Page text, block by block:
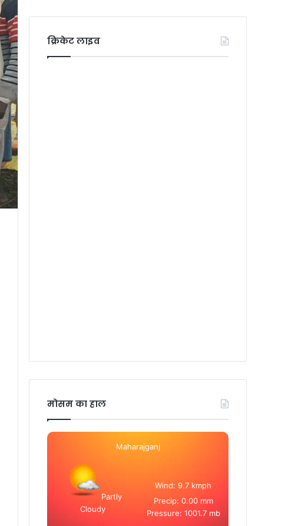
क्रिकेट लाइव
मोसम का हाल
Maharajganj
Partly
Cloudy
Wind: 9.7 kmph
Precip: 0.00 mm
Pressure: 1001.7 mb